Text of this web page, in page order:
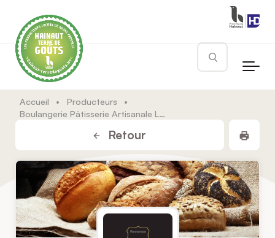
Rechercher
Accueil • Producteurs
•
Boulangerie Pâtisserie Artisanale Le Tordoir
Retour